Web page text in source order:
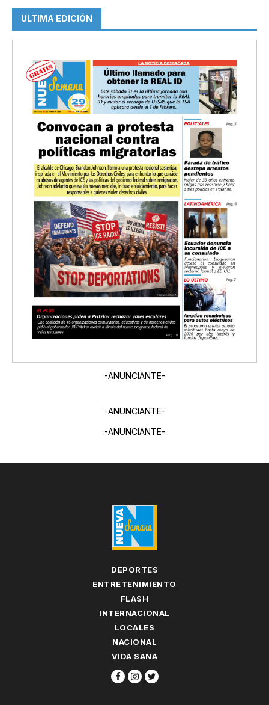
ULTIMA EDICIÓN
-ANUNCIANTE-
-ANUNCIANTE-
-ANUNCIANTE-
DEPORTES
ENTRETENIMIENTO
FLASH
INTERNACIONAL
LOCALES
NACIONAL
VIDA SANA